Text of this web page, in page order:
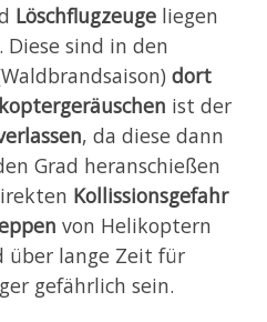
Löschflugzeugeliegen
sind in den
dort
ist der
, da diese dann
Grad heranschießen
Kollissionsgefahr
von Helikoptern
über lange Zeit für
gefährlich sein.